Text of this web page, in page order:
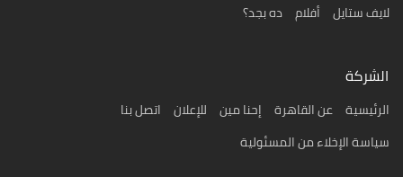
لايف ستايل أفلام ده بجد؟
الشركة
الرئيسية عن القاهرة إحنا مين للإعلان اتصل بنا
سياسة الإخلاء من المسئولية